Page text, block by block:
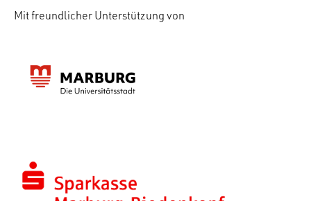
Mit freundlicher Unterstützung von